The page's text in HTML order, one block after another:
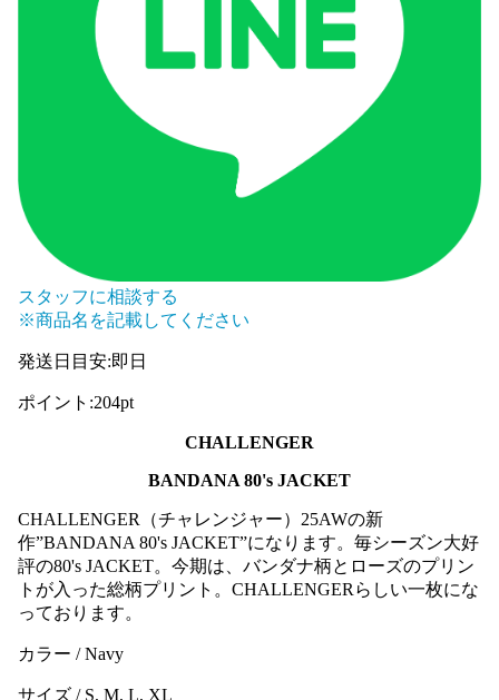
スタッフに相談する
※商品名を記載してください
発送日目安:即日
ポイント :204pt
CHALLENGER
BANDANA 80's JACKET
CHALLENGER（チャレンジャー）25AWの新
作”BANDANA 80's JACKET”になります。毎シーズン大好
評の80's JACKET。今期は、バンダナ柄とローズのプリン
トが入った総柄プリント。CHALLENGERらしい一枚にな
っております。
カラー / Navy
サイズ / S, M, L, XL